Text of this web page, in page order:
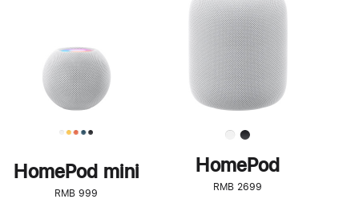
HomePod mini
RMB 999
了
解
HomePod<
HomePod
RMB 2699